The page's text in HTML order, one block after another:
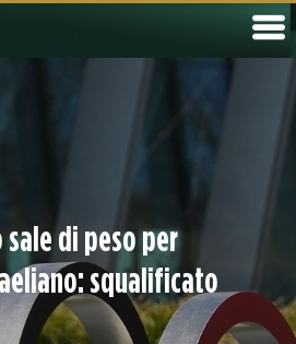
di peso per
squalificato